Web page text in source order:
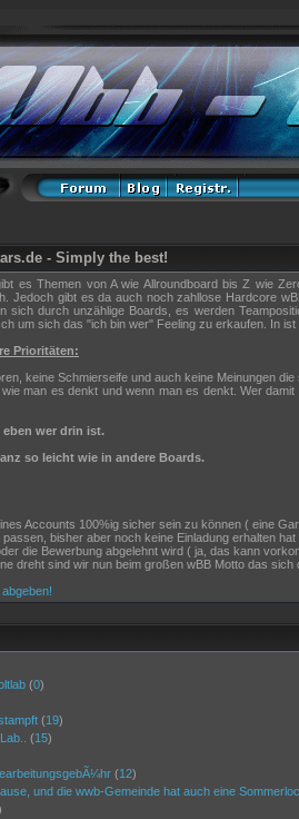
- Simply the best!
es Themen von A wie Allroundboard bis Z wie
Jedoch gibt es da auch noch zahllose Hardcore
sich durch unzählige Boards, es werden
um sich das "ich bin wer" Feeling zu erkaufen. In
Prioritäten:
keine Schmierseife und auch keine Meinungen
man es denkt und wenn man es denkt. Wer
wer drin ist.
so leicht wie in andere Boards.
Accounts 100%ig sicher sein zu können ( eine
bisher aber noch keine Einladung erhalten
die Bewerbung abgelehnt wird ( ja, das kann
dreht sind wir nun beim großen wBB Motto das
(0)
(19)
(15)
(12)
und die wwb-Gemeinde hat auch eine